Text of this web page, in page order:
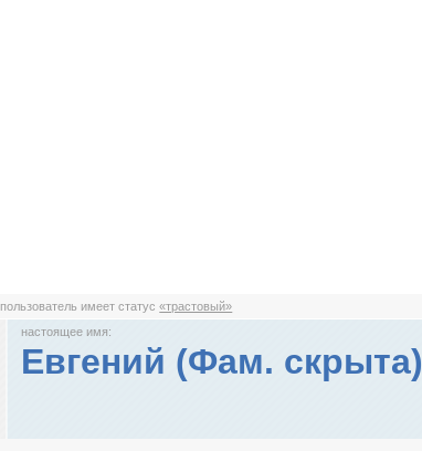
пользователь имеет статус«трастовый»
настоящее имя:
Евгений (Фам. скрыта)